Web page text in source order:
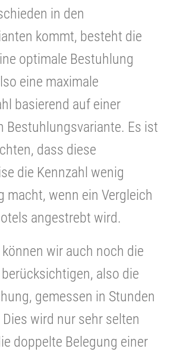
in den
kommt, besteht die
optimale Bestuhlung
eine maximale
basierend auf einer
Bestuhlungsvariante. Es ist
dass diese
die Kennzahl wenig
macht, wenn ein Vergleich
angestrebt wird.
wir auch noch die
also die
gemessen in Stunden
wird nur sehr selten
doppelte Belegung einer